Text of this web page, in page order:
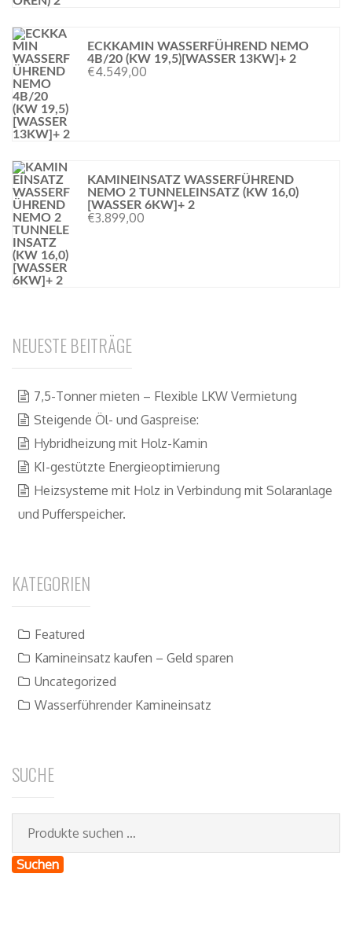
ECKKAMIN WASSERFÜHREND NEMO
4B/20 (KW 19,5)[WASSER 13KW]+ 2
€4.549,00
KAMINEINSATZ WASSERFÜHREND
NEMO 2 TUNNELEINSATZ (KW 16,0)
[WASSER 6KW]+ 2
€3.899,00
NEUESTE BEITRÄGE
7,5-Tonner mieten – Flexible LKW Vermietung
Steigende Öl- und Gaspreise:
Hybridheizung mit Holz-Kamin
KI-gestützte Energieoptimierung
Heizsysteme mit Holz in Verbindung mit Solaranlage
und Pufferspeicher.
KATEGORIEN
Featured
Kamineinsatz kaufen – Geld sparen
Uncategorized
Wasserführender Kamineinsatz
SUCHE
Suchen